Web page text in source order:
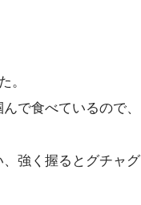
。
で食べているので、
強く握るとグチャグ